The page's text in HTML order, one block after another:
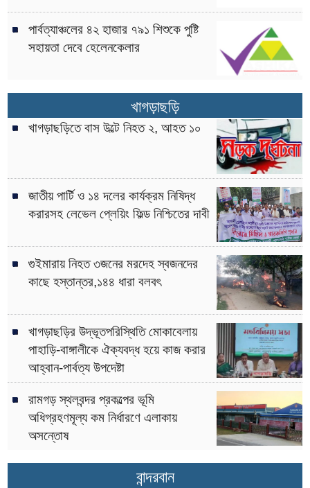
পার্বত্যাঞ্চলের ৪২ হাজার ৭৯১ শিশুকে পুষ্টি
সহায়তা দেবে হেলেনকেলার
খাগড়াছড়ি
খাগড়াছড়িতে বাস উল্টে নিহত ২, আহত ১০
জাতীয় পার্টি ও ১৪ দলের কার্যক্রম নিষিদ্ধ
করারসহ লেভেল প্লেয়িং ফিল্ড নিশ্চিতের দাবী
গুইমারায় নিহত ৩জনের মরদেহ স্বজনদের
কাছে হস্তান্তর,১৪৪ ধারা বলবৎ
খাগড়াছড়ির উদ্ভূতপরিস্থিতি মোকাবেলায়
পাহাড়ি-বাঙ্গালীকে ঐক্যবদ্ধ হয়ে কাজ করার
আহ্বান-পার্বত্য উপদেষ্টা
রামগড় স্থলবন্দর প্রকল্পের ভূমি
অধিগ্রহণমূল্য কম নির্ধারণে এলাকায়
অসন্তোষ
বান্দরবান